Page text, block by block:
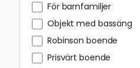
För barnfamiljer
Objekt med bassäng
Robinson boende
Prisvärt boende